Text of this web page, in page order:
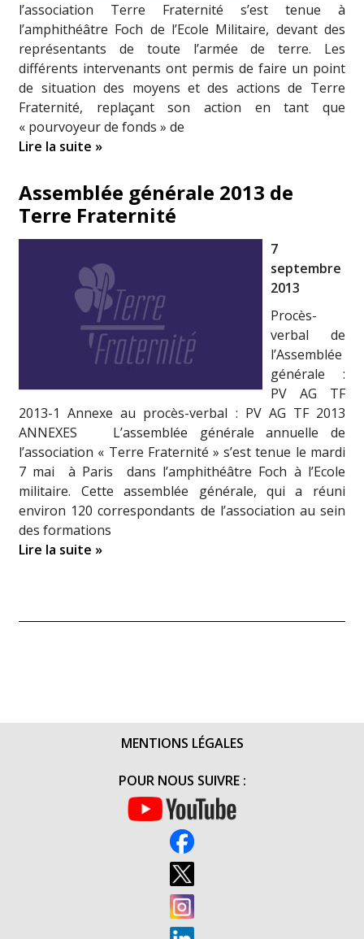
l’association Terre Fraternité s’est tenue à
l’amphithéâtre Foch de l’Ecole Militaire, devant des
représentants de toute l’armée de terre. Les
différents intervenants ont permis de faire un point
de situation des moyens et des actions de Terre
Fraternité, replaçant son action en tant que
« pourvoyeur de fonds » de
Lire la suite »
Assemblée générale 2013 de
Terre Fraternité
7
septembre
2013
Procès-
verbal de
l’Assemblée
générale :
PV AG TF
2013-1 Annexe au procès-verbal : PV AG TF 2013
ANNEXES L’assemblée générale annuelle de
l’association « Terre Fraternité » s’est tenue le mardi
7 mai à Paris dans l’amphithéâtre Foch à l’Ecole
militaire. Cette assemblée générale, qui a réuni
environ 120 correspondants de l’association au sein
des formations
Lire la suite »
MENTIONS LÉGALES
POUR NOUS SUIVRE :